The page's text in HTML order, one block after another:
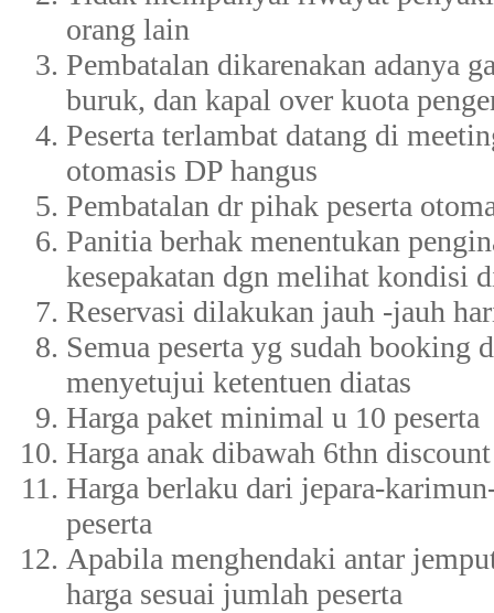
orang lain
Pembatalan dikarenakan adanya
buruk, dan kapal over kuota
Peserta terlambat datang di
otomasis DP hangus
Pembatalan dr pihak peserta
Panitia berhak menentukan
kesepakatan dgn melihat kondisi
Reservasi dilakukan jauh -jauh
Semua peserta yg sudah booking
menyetujui ketentuen diatas
Harga paket minimal u 10 peserta
Harga anak dibawah 6thn
Harga berlaku dari jepara-
peserta
Apabila menghendaki antar
harga sesuai jumlah peserta